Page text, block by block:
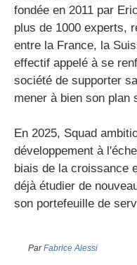
fondée en 2011 par
plus de 1000 experts,
entre la France, la
effectif appelé à se
société de supporter
mener à bien son plan
En 2025, Squad
développement à
biais de la croissance
déjà étudier de
son portefeuille de
ParFabrice Alessi